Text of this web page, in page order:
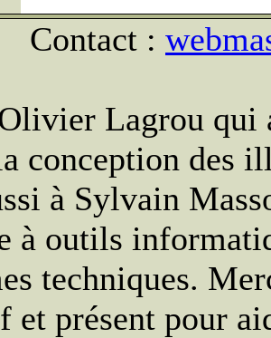
Contact :
Lagrou qui
conception des
à Sylvain
à outils
techniques.
et présent pour